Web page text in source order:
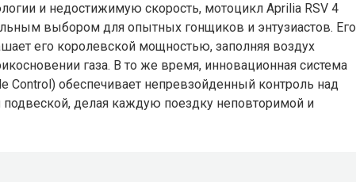
и недостижимую скорость, мотоцикл Aprilia RSV 4
выбором для опытных гонщиков и энтузиастов. Его
его королевской мощностью, заполняя воздух
газа. В то же время, инновационная система
Control) обеспечивает непревзойденный контроль над
подвеской, делая каждую поездку неповторимой и